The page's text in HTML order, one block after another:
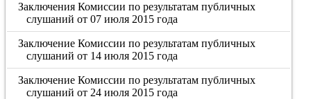
Заключения Комиссии по результатам публичных
слушаний от 07 июля 2015 года
Заключение Комиссии по результатам публичных
слушаний от 14 июля 2015 года
Заключение Комиссии по результатам публичных
слушаний от 24 июля 2015 года